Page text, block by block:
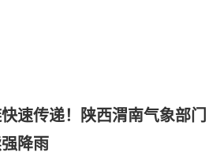
速传递！陕西渭南气象部门
降雨